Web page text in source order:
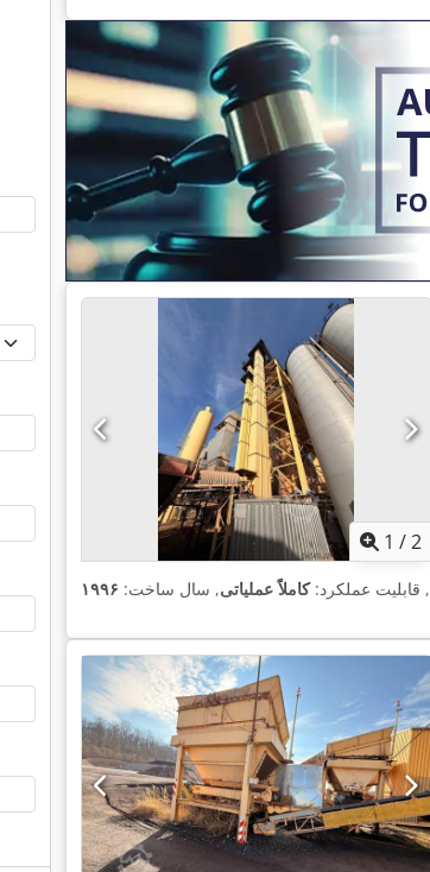
1 /2
, قابلیت عملکرد:کاملاً عملیاتی, سال ساخت: ۱۹۹۶